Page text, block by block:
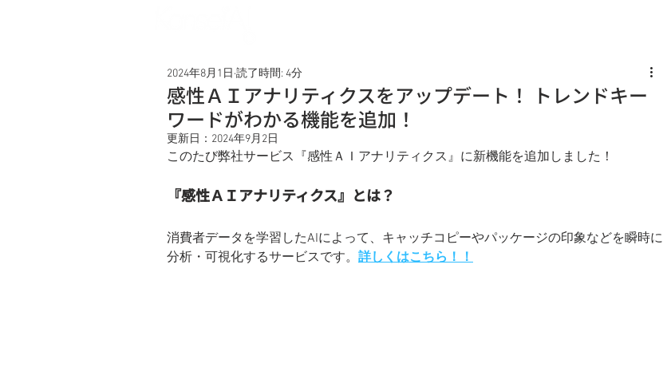
感性ＡＩアナリティクスをアップデート！ トレンドキー
ワードがわかる機能を追加！
2024年8月1日 読了時間: 4分
更新日： 2024年9月2日
このたび弊社サービス『感性ＡＩアナリティクス』に新機能を追加しました！
『感性ＡＩアナリティクス』とは？
消費者データを学習したAIによって、キャッチコピーやパッケージの印象などを瞬時に
分析・可視化するサービスです。 詳しくはこちら！！